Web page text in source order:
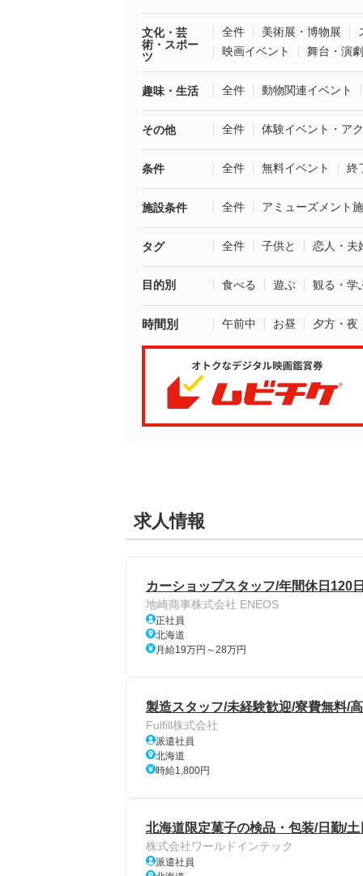
文化・芸
術・スポー
ツ
全件 美術展・博物展
映画イベント
舞台・演劇
趣味・生活 全件 動物関連イベント
その他 全件 体験イベント・ア
条件 全件 無料イベント 終
施設条件 全件 アミューズメント
タグ 全件 子供と 恋人・夫
目的別 食べる 遊ぶ 観る・学
時間別 午前中 お昼 夕方・夜
求人情報
カーショップスタッフ/年間休日120
地崎商事株式会社 ENEOS
正社員
北海道
月給19万円～28万円
製造スタッフ/未経験歓迎/寮費無料/
Fulfill株式会社
派遣社員
北海道
時給1,800円
北海道限定菓子の検品・包装/日勤/
株式会社ワールドインテック
派遣社員